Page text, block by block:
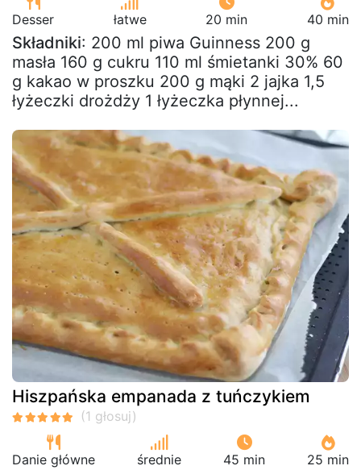
Desser łatwe 20 min 40 min
Składniki: 200 ml piwa Guinness 200 g
masła 160 g cukru 110 ml śmietanki 30% 60
g kakao w proszku 200 g mąki 2 jajka 1,5
łyżeczki drożdży 1 łyżeczka płynnej...
Hiszpańska empanada z tuńczykiem
Danie główne średnie 45 min 25 min